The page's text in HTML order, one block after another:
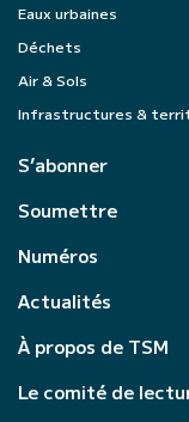
Eaux urbaines
Déchets
Air & Sols
Infrastructures &
S’abonner
Soumettre
Numéros
Actualités
À propos de TSM
Le comité de